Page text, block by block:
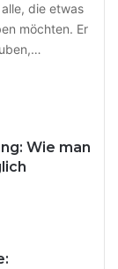
die etwas
möchten. Er
Wie man